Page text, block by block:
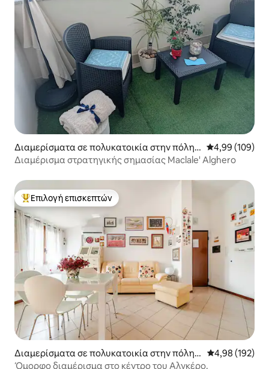
Διαμερίσματα σε πολυκατοικία στην πόλη
Αλγκέρο
Μέση
4,99 (109)
Διαμέρισμα στρατηγικής σημασίας Maclale' Alghero
Κορυφαία επιλογή επισκεπτών
Επιλογή επισκεπτών
Διαμερίσματα σε πολυκατοικία στην πόλη
Αλγκέρο
Μέση
4,98 (192)
Όμορφο διαμέρισμα στο κέντρο του Αλγκέρο.